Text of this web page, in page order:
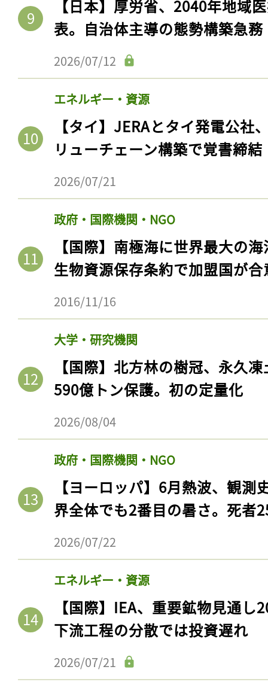
【日本】厚労省、2040年地域
表。自治体主導の態勢構築急務
2026/07/12
エネルギー・資源
【タイ】JERAとタイ発電公社
リューチェーン構築で覚書締結
2026/07/21
政府・国際機関・NGO
【国際】南極海に世界最大の
生物資源保存条約で加盟国が合
2016/11/16
大学・研究機関
【国際】北方林の樹冠、永久
590億トン保護。初の定量化
2026/08/04
政府・国際機関・NGO
【ヨーロッパ】6月熱波、観
界全体でも2番目の暑さ。死者
2026/07/22
エネルギー・資源
【国際】IEA、重要鉱物見通
下流工程の分散では投資遅れ
2026/07/21